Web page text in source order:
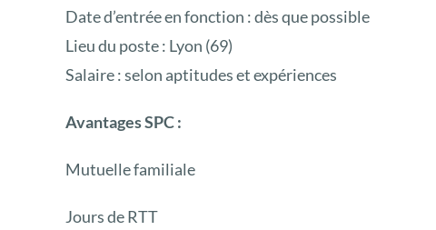
Date d’entrée en fonction : dès que possible
Lieu du poste : Lyon (69)
Salaire : selon aptitudes et expériences
Avantages SPC :
Mutuelle familiale
Jours de RTT